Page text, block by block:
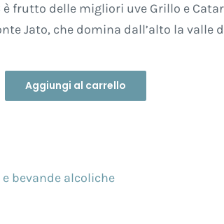
è frutto delle migliori uve Grillo e
Jato, che domina dall’alto la valle
Aggiungi al carrello
bevande alcoliche